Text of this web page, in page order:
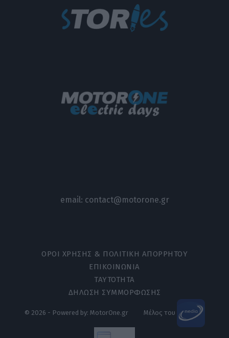
email: contact@motorone.gr
ΟΡΟΙ ΧΡΗΣΗΣ & ΠΟΛΙΤΙΚΗ ΑΠΟΡΡΗΤΟΥ
ΕΠΙΚΟΙΝΩΝΙΑ
ΤΑΥΤΟΤΗΤΑ
ΔΗΛΩΣΗ ΣΥΜΜΟΡΦΩΣΗΣ
© 2026 - Powered by: MotorOne.gr Μέλος του